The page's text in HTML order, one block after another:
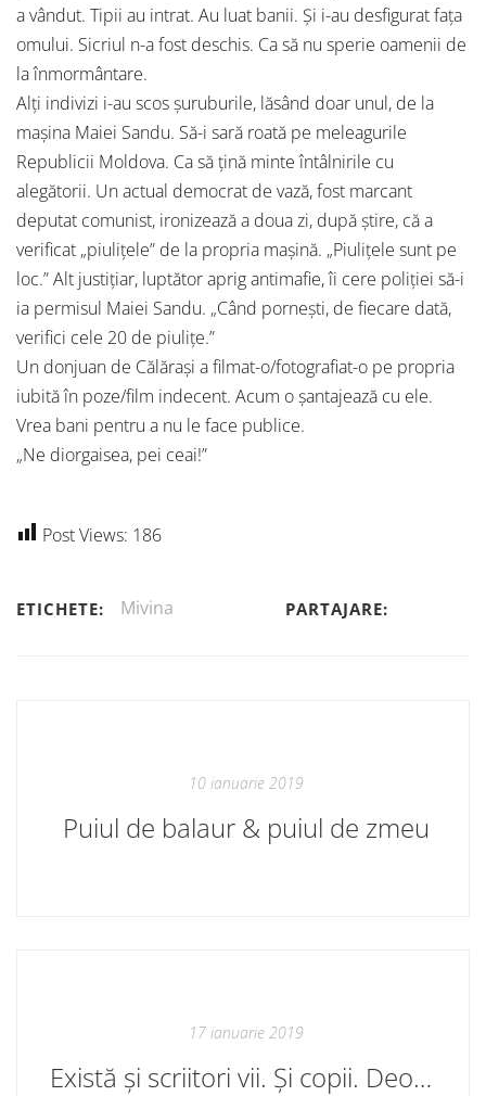
a vândut. Tipii au intrat. Au luat banii. Și i-au desfigurat fața
omului. Sicriul n-a fost deschis. Ca să nu sperie oamenii de
la înmormântare.
Alți indivizi i-au scos șuruburile, lăsând doar unul, de la
mașina Maiei Sandu. Să-i sară roată pe meleagurile
Republicii Moldova. Ca să țină minte întâlnirile cu
alegătorii. Un actual democrat de vază, fost marcant
deputat comunist, ironizează a doua zi, după știre, că a
verificat „piulițele” de la propria mașină. „Piulițele sunt pe
loc.” Alt justițiar, luptător aprig antimafie, îi cere poliției să-i
ia permisul Maiei Sandu. „Când pornești, de fiecare dată,
verifici cele 20 de piulițe.”
Un donjuan de Călărași a filmat-o/fotografiat-o pe propria
iubită în poze/film indecent. Acum o șantajează cu ele.
Vrea bani pentru a nu le face publice.
„Ne diorgaisea, pei ceai!”
Post Views: 186
ETICHETE: Mivina PARTAJARE:
10 ianuarie 2019
Puiul de balaur & puiul de zmeu
17 ianuarie 2019
Există și scriitori vii. Și copii. Deocamdată